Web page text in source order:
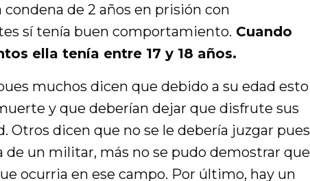
condena de 2 años en prisión con
sí tenía buen comportamiento. Cuando
ella tenía entre 17 y 18 años.
muchos dicen que debido a su edad esto
y que deberían dejar que disfrute sus
Otros dicen que no se le debería juzgar pues
de un militar, más no se pudo demostrar que
ocurria en ese campo. Por último, hay un